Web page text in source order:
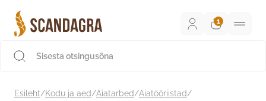
sisu
juurde
Esileht/Kodu ja aed/Aiatarbed/Aiatööriistad/